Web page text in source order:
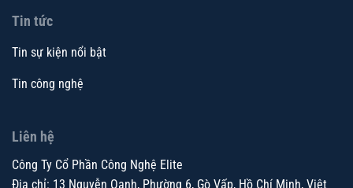
Tin tức
Tin sự kiện nổi bật
Tin công nghệ
Liên hệ
Công Ty Cổ Phần Công Nghệ Elite
Địa chỉ: 13 Nguyễn Oanh, Phường 6, Gò Vấp, Hồ Chí Minh, Việt